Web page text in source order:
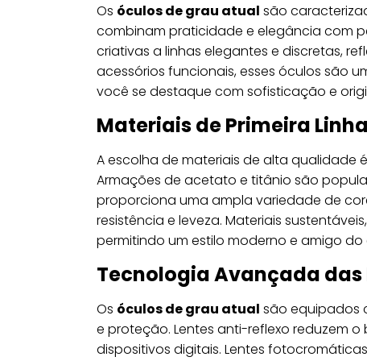
Os óculos de grau atual são
combinam praticidade e elegância com
criativas a linhas elegantes e discretas,
acessórios funcionais, esses óculos são
você se destaque com sofisticação e
Materiais de Primeira Linha
A escolha de materiais de alta qualidade
Armações de acetato e titânio são
proporciona uma ampla variedade de
resistência e leveza. Materiais
permitindo um estilo moderno e amigo do
Tecnologia Avançada das
Os óculos de grau atual são equipados
e proteção. Lentes anti-reflexo reduzem
dispositivos digitais. Lentes